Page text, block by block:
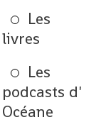
Les
livres
Les
podcasts d'
Océane